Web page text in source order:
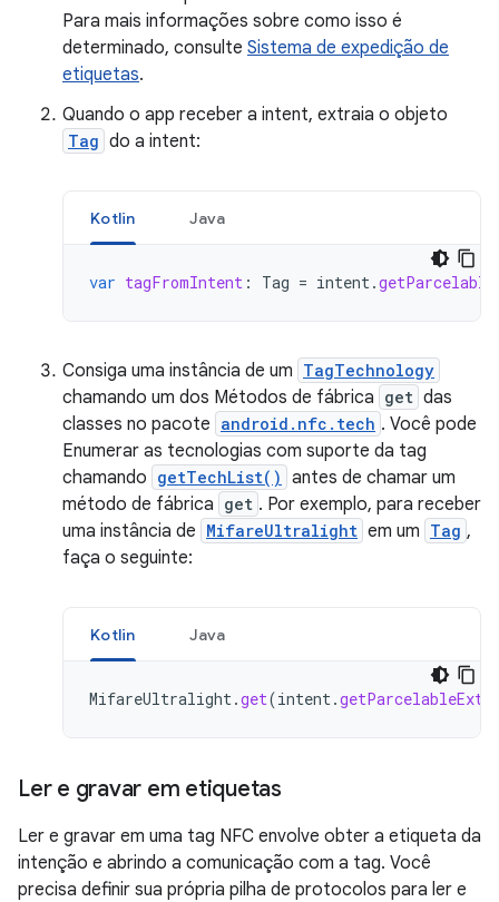
Para mais informações sobre como isso é
determinado, consulte Sistema de expedição de
etiquetas.
Quando o app receber a intent, extraia o objeto
Tag do a intent:
Kotlin Java
var tagFromIntent : Tag = intent.
Consiga uma instância de um TagTechnology
chamando um dos Métodos de fábrica get das
classes no pacote android.nfc.tech . Você pode
Enumerar as tecnologias com suporte da tag
chamando getTechList() antes de chamar um
método de fábrica get . Por exemplo, para receber
uma instância de MifareUltralight em um Tag ,
faça o seguinte:
Kotlin Java
MifareUltralight.get(intent.
Ler e gravar em etiquetas
Ler e gravar em uma tag NFC envolve obter a etiqueta da
intenção e abrindo a comunicação com a tag. Você
precisa definir sua própria pilha de protocolos para ler e